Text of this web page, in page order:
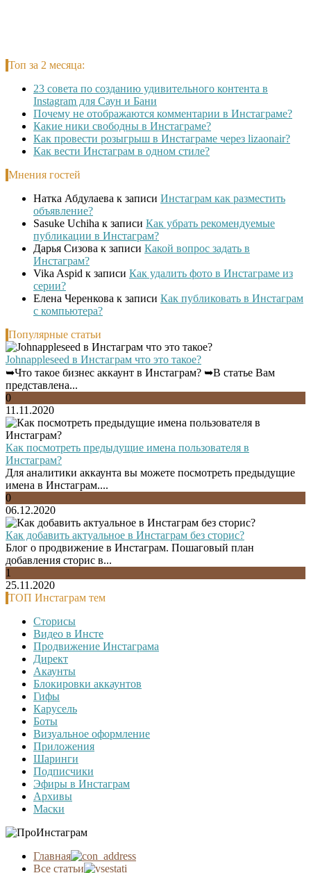
Топ за 2 месяца:
23 совета по созданию удивительного контента в
Instagram для Саун и Бани
Почему не отображаются комментарии в Инстаграме?
Какие ники свободны в Инстаграме?
Как провести розыгрыш в Инстаграме через lizaonair?
Как вести Инстаграм в одном стиле?
Мнения гостей
Натка Абдулаева к записи Инстаграм как разместить
объявление?
Sasuke Uchiha к записи Как убрать рекомендуемые
публикации в Инстаграм?
Дарья Сизова к записи Какой вопрос задать в
Инстаграм?
Vika Aspid к записи Как удалить фото в Инстаграме из
серии?
Елена Черенкова к записи Как публиковать в Инстаграм
с компьютера?
Популярные статьи
Johnappleseed в Инстаграм что это такое?
➥Что такое бизнес аккаунт в Инстаграм? ➥В статье Вам
представлена...
0
11.11.2020
Как посмотреть предыдущие имена пользователя в
Инстаграм?
Для аналитики аккаунта вы можете посмотреть предыдущие
имена в Инстаграм....
0
06.12.2020
Как добавить актуальное в Инстаграм без сторис?
Блог о продвижение в Инстаграм. Пошаговый план
добавления сторис в...
1
25.11.2020
ТОП Инстаграм тем
Сторисы
Видео в Инсте
Продвижение Инстаграма
Директ
Акаунты
Блокировки аккаунтов
Гифы
Карусель
Боты
Визуальное оформление
Приложения
Шаринги
Подписчики
Эфиры в Инстаграм
Архивы
Маски
Главная
Все статьи